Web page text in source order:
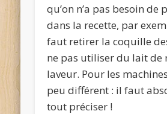
qu’on n’a pas besoin de
dans la recette, par
faut retirer la coquille
ne pas utiliser du lait de
laveur. Pour les
peu différent : il faut
tout préciser !